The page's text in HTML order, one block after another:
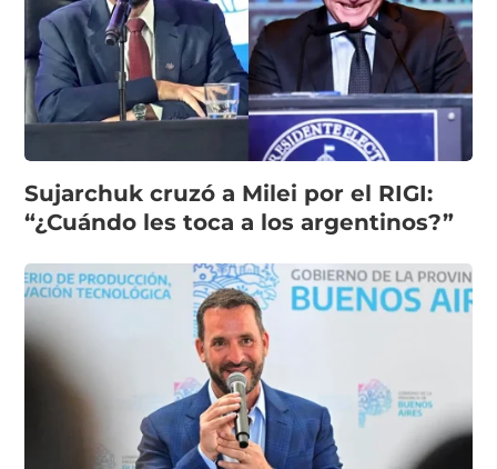
Sujarchuk cruzó a Milei por el RIGI:
“¿Cuándo les toca a los argentinos?”